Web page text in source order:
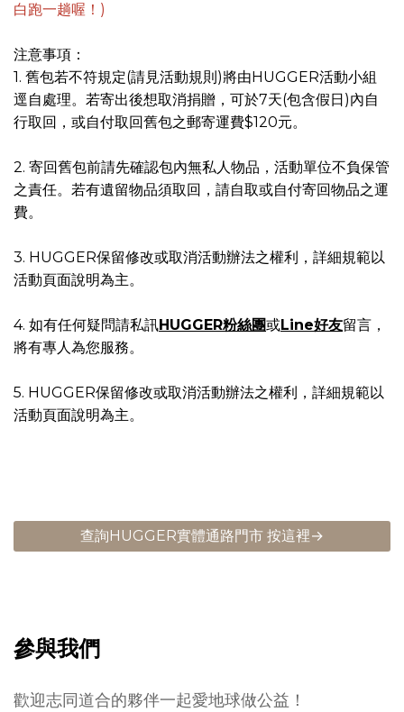
白跑一趟喔！)
注意事項：
1. 舊包若不符規定(請見活動規則)將由HUGGER活動小組
逕自處理。若寄出後想取消捐贈，可於7天(包含假日)內自
行取回，或自付取回舊包之郵寄運費$120元。
2. 寄回舊包前請先確認包內無私人物品，活動單位不負保管
之責任。若有遺留物品須取回，請自取或自付寄回物品之運
費。
3. HUGGER保留修改或取消活動辦法之權利，詳細規範以
活動頁面說明為主。
4. 如有任何疑問請私訊HUGGER粉絲團或Line好友留言，
將有專人為您服務。
5. HUGGER保留修改或取消活動辦法之權利，詳細規範以
活動頁面說明為主。
查詢HUGGER實體通路門市 按這裡→
參與我們
歡迎志同道合的夥伴一起愛地球做公益！